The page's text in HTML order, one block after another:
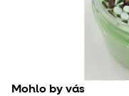
Mohlo by vás